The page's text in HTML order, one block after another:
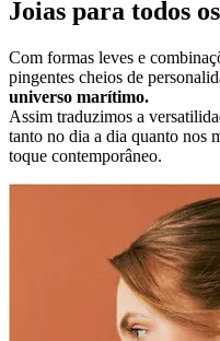
Joias para todos
Com formas leves e
pingentes cheios de
universo marítimo.
Assim traduzimos a
tanto no dia a dia quanto nos
toque contemporâneo.